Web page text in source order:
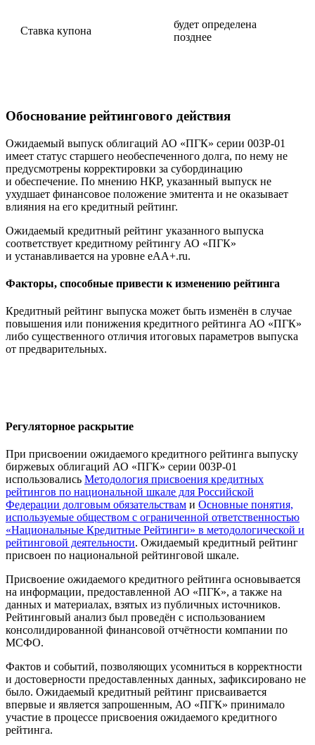
Ставка купона
будет определена
позднее
Обоснование рейтингового действия
Ожидаемый выпуск облигаций АО «ПГК» серии 003P-01
имеет статус старшего необеспеченного долга, по нему не
предусмотрены корректировки за субординацию
и обеспечение. По мнению НКР, указанный выпуск не
ухудшает финансовое положение эмитента и не оказывает
влияния на его кредитный рейтинг.
Ожидаемый кредитный рейтинг указанного выпуска
соответствует кредитному рейтингу АО «ПГК»
и устанавливается на уровне eAA+.ru.
Факторы, способные привести к изменению рейтинга
Кредитный рейтинг выпуска может быть изменён в случае
повышения или понижения кредитного рейтинга АО «ПГК»
либо существенного отличия итоговых параметров выпуска
от предварительных.
Регуляторное раскрытие
При присвоении ожидаемого кредитного рейтинга выпуску
биржевых облигаций АО «ПГК» серии 003P-01
использовались Методология присвоения кредитных
рейтингов по национальной шкале для Российской
Федерации долговым обязательствам и Основные понятия,
используемые обществом с ограниченной ответственностью
«Национальные Кредитные Рейтинги» в методологической и
рейтинговой деятельности. Ожидаемый кредитный рейтинг
присвоен по национальной рейтинговой шкале.
Присвоение ожидаемого кредитного рейтинга основывается
на информации, предоставленной АО «ПГК», а также на
данных и материалах, взятых из публичных источников.
Рейтинговый анализ был проведён с использованием
консолидированной финансовой отчётности компании по
МСФО.
Фактов и событий, позволяющих усомниться в корректности
и достоверности предоставленных данных, зафиксировано не
было. Ожидаемый кредитный рейтинг присваивается
впервые и является запрошенным, АО «ПГК» принимало
участие в процессе присвоения ожидаемого кредитного
рейтинга.